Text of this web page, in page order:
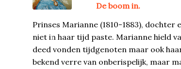
De boom in.
Prinses Marianne (1810-1883),
niet in haar tijd paste. Marianne hield
deed vonden tijdgenoten maar ook
bekend verre van onberispelijk, maar